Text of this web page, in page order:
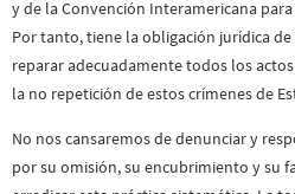
y de la Convención Interamericana
Por tanto, tiene la obligación jurídica
reparar adecuadamente todos los
la no repetición de estos crímenes de
No nos cansaremos de denunciar y
por su omisión, su encubrimiento y su